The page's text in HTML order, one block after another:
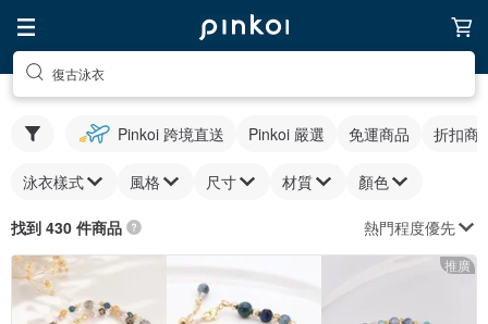
復古泳衣
Pinkoi 跨境直送 Pinkoi 嚴選 免運商品 折扣商
泳衣樣式 風格 尺寸 材質 顏色
找到 430 件商品 熱門程度優先
推廣